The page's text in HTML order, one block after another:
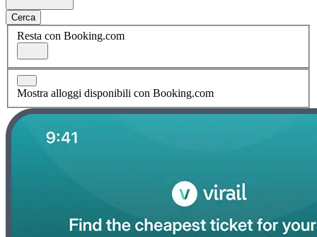
Cerca
Resta con Booking.com
Mostra alloggi disponibili con Booking.com